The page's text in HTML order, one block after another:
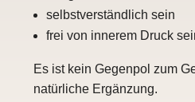
selbstverständlich sein
frei von innerem Druck
Es ist kein Gegenpol zum
natürliche Ergänzung.